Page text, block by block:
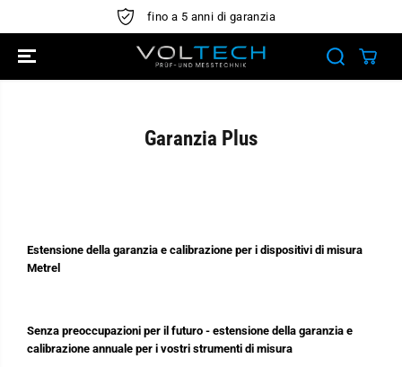
fino a 5 anni di garanzia
Garanzia Plus
Estensione della garanzia e calibrazione per i dispositivi di misura
Metrel
Senza preoccupazioni per il futuro - estensione della garanzia e
calibrazione annuale per i vostri strumenti di misura